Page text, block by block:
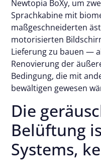
Newtopia BoXy, um
Sprachkabine mit
maßgeschneiderten
motorisierten
Lieferung zu bauen —
Renovierung der
Bedingung, die mit
bewältigen gewesen
Die
Belüftung
Systems,